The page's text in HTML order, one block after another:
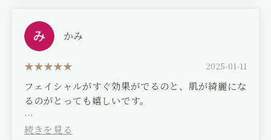
かみ
2025-01-11
フェイシャルがすぐ効果がでるのと、肌が綺麗にな
るのがとっても嬉しいです。
(Translated by Google)